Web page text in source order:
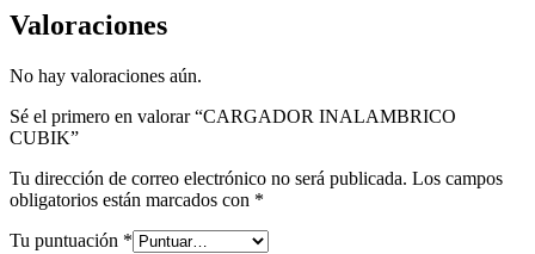
Valoraciones
No hay valoraciones aún.
Sé el primero en valorar “CARGADOR INALAMBRICO
CUBIK”
Tu dirección de correo electrónico no será publicada. Los campos
obligatorios están marcados con *
Tu puntuación *